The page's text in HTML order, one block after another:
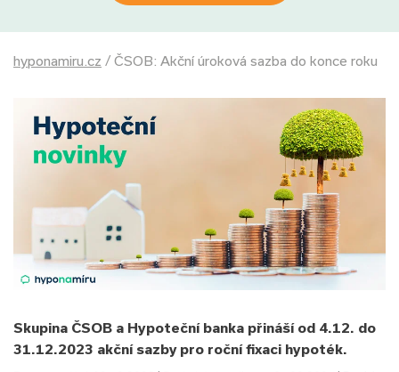
hyponamiru.cz / ČSOB: Akční úroková sazba do konce roku
Skupina ČSOB a Hypoteční banka přináší od 4.12. do
31.12.2023 akční sazby pro roční fixaci hypoték.